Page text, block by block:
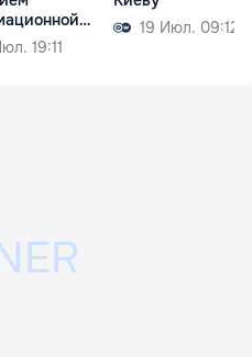
19:11
19 Июл. 09:12